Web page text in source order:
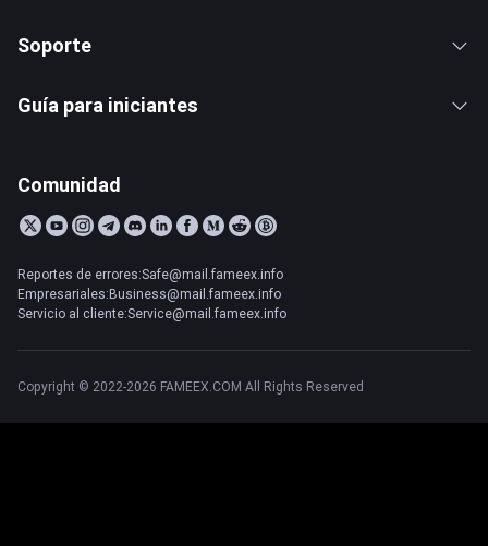
Soporte
Guía para iniciantes
Comunidad
Reportes de errores:Safe@mail.fameex.info
Empresariales:Business@mail.fameex.info
Servicio al cliente:Service@mail.fameex.info
Copyright © 2022-2026 FAMEEX.COM All Rights Reserved